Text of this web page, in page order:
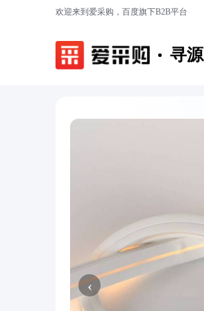
欢迎来到爱采购，百度旗下B2B平台
寻
‹